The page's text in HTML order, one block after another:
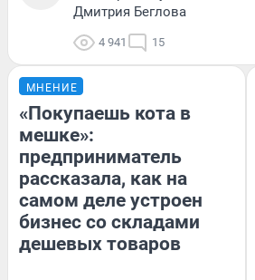
Дмитрия Беглова
4 941 15
МНЕНИЕ
«Покупаешь кота в
мешке»:
предприниматель
рассказала, как на
самом деле устроен
бизнес со складами
дешевых товаров